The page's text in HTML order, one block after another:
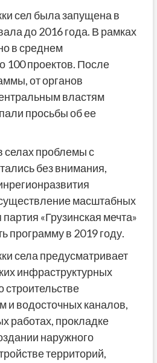
сел была запущена в
до 2016 года. В рамках
в среднем
100 проектов. После
от органов
властям
просьбы об ее
селах проблемы с
без внимания,
масштабных
«Грузинская мечта»
программу в 2019 году.
села предусматривает
инфраструктурных
строительстве
и водосточных каналов,
работах, прокладке
наружного
территорий,